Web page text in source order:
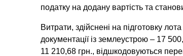
податку на додану вартість та
Витрати, здійснені на підготовку
документації із землеустрою – 17
11 210,68 грн., відшкодовуються